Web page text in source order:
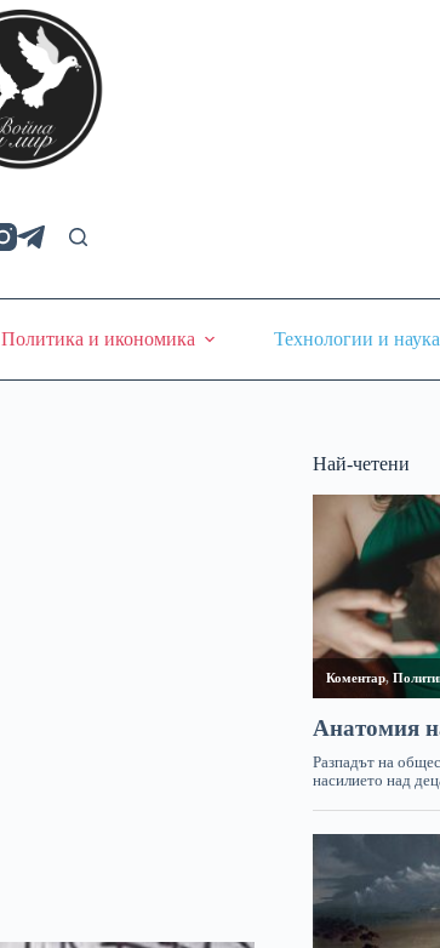
Политика и икономика Технологии и наука
Най-четени